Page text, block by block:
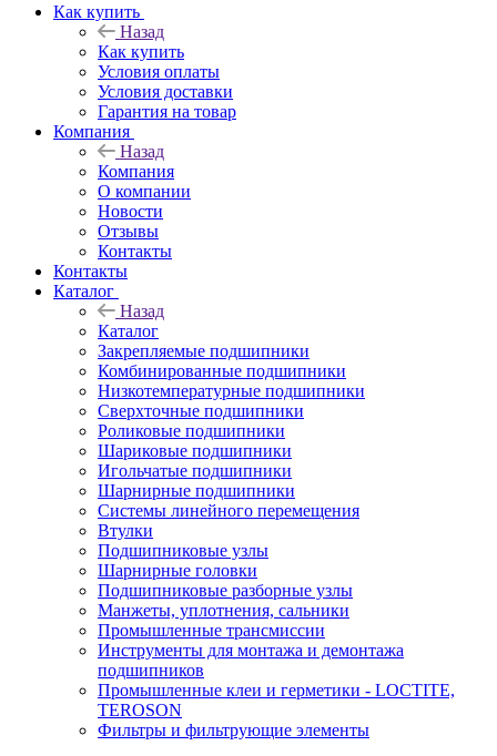
Как купить
Назад
Как купить
Условия оплаты
Условия доставки
Гарантия на товар
Компания
Назад
Компания
О компании
Новости
Отзывы
Контакты
Контакты
Каталог
Назад
Каталог
Закрепляемые подшипники
Комбинированные подшипники
Низкотемпературные подшипники
Сверхточные подшипники
Роликовые подшипники
Шариковые подшипники
Игольчатые подшипники
Шарнирные подшипники
Системы линейного перемещения
Втулки
Подшипниковые узлы
Шарнирные головки
Подшипниковые разборные узлы
Манжеты, уплотнения, сальники
Промышленные трансмиссии
Инструменты для монтажа и демонтажа
подшипников
Промышленные клеи и герметики - LOCTITE,
TEROSON
Фильтры и фильтрующие элементы